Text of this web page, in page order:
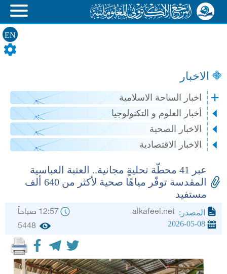
EN
الاخبار
اخبار الساحة الاسلامية
أخبار العلوم و التكنولوجيا
الاخبار الصحية
الاخبار الاقتصادية
عبر 41 محطّة تحليةٍ مجانية.. العتبة العباسية
المقدسة توفّر مياهًا صحية لأكثر من 640 ألف
مستفيد
المصدر: 12:57 صباحاً
2026-05-08
5448